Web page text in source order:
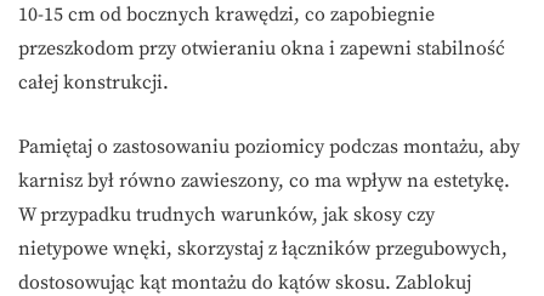
10-15 cm od bocznych krawędzi, co zapobiegnie
przeszkodom przy otwieraniu okna i zapewni stabilność
całej konstrukcji.
Pamiętaj o zastosowaniu poziomicy podczas montażu, aby
karnisz był równo zawieszony, co ma wpływ na estetykę.
W przypadku trudnych warunków, jak skosy czy
nietypowe wnęki, skorzystaj z łączników przegubowych,
dostosowując kąt montażu do kątów skosu. Zablokuj